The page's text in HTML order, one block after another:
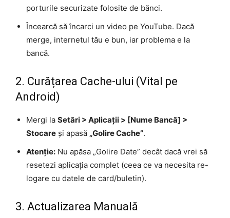
porturile securizate folosite de bănci.
Încearcă să încarci un video pe YouTube. Dacă
merge, internetul tău e bun, iar problema e la
bancă.
2. Curățarea Cache-ului (Vital pe
Android)
Mergi la Setări > Aplicații > [Nume Bancă] >
Stocare și apasă „Golire Cache”.
Atenție: Nu apăsa „Golire Date” decât dacă vrei să
resetezi aplicația complet (ceea ce va necesita re-
logare cu datele de card/buletin).
3. Actualizarea Manuală